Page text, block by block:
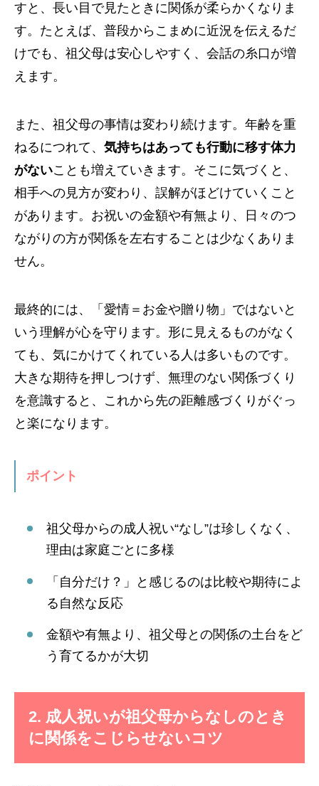
すと、長い目で見たときに関係が柔らかくなりま
す。たとえば、普段からこまめに近況を伝えるだ
けでも、祖父母は安心しやすく、会話の糸口が増
えます。
また、祖父母の事情は変わり続けます。年齢を重
ねるにつれて、 気持ちはあっても行動に移す体力
がないことも増えていきます。そこに気づくと、
相手への見方が変わり、誤解がほどけていくこと
があります。お祝いの金額や有無より、日々のつ
ながりの方が関係を左右することは少なくありま
せん。
最終的には、「愛情＝お金や贈り物」ではないと
いう理解が心を守ります。形に見えるものがなく
ても、気にかけてくれている人は多いものです。
大きな期待を押しつけず、無理のない関係づくり
を意識すると、これから先の距離感づくりがぐっ
と楽になります。
ポイント
祖父母からの成人祝い“なし”は珍しくなく、
理由は家庭ごとに多様
「自分だけ？」と感じるのは比較や期待によ
る自然な反応
金額や有無より、祖父母との関係の土台をど
う育てるかが大切
2. 成人祝いが祖父母からなしのとき
に関係をこじらせないコツ